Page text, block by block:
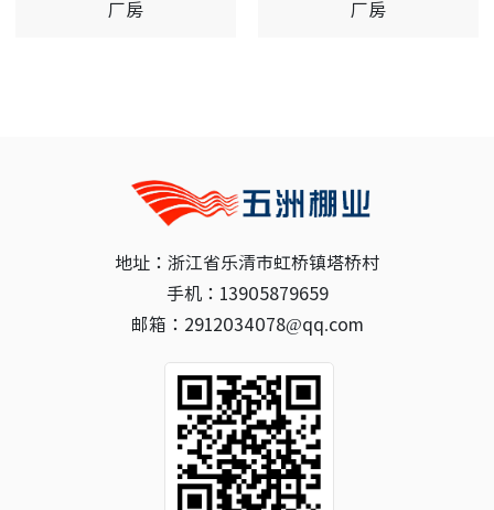
厂房 厂房
地址：浙江省乐清市虹桥镇塔桥村
手机：13905879659
邮箱：2912034078@qq.com